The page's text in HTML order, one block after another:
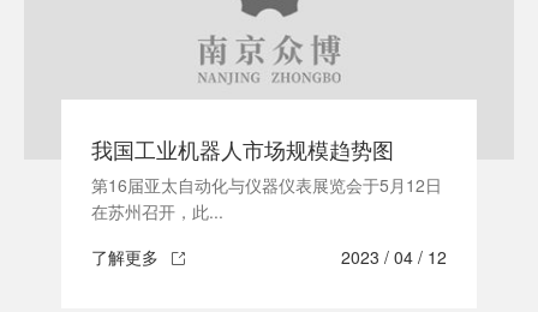
我国工业机器人市场规模趋势图
第16届亚太自动化与仪器仪表展览会于5月12日
在苏州召开，此...
了解更多
2023 / 04 / 12